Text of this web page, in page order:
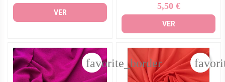
VER
Precio
5,50 €
VER
favorite_border